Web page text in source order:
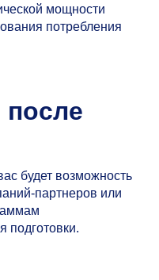
мощности
потребления
будет возможность
партнеров или
подготовки.